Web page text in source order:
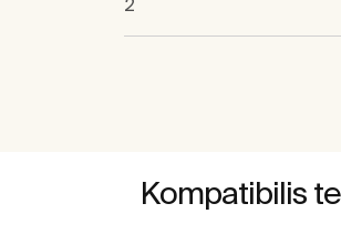
2
Kompatibilis